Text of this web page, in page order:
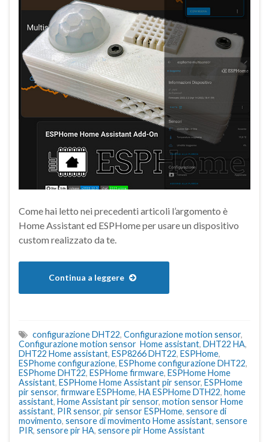
Come hai letto nei precedenti articoli l’argomento è
Home Assistant ed ESPHome per usare un dispositivo
custom realizzato da te.
Continua a leggere
configurazione DHT22, Configurazione motion sensor,
Configurazione motion sensor Home assistant, DHT22 HA,
DHT22 Home assistant, ESP8266 DHT22, ESPHome,
ESPhome configurazione, ESPhome configurazione DHT22,
ESPhome DHT22, ESPHome firmware, ESPHome Home
Assistant, ESPHome Home Assistant pir sensor, ESPHome
pir sensor, firmware ESPHome, HA ESPHome DTH22, home
assistant, Home Assistant pir sensor, motion sensor Home
assistant, PIR sensor, pir sensor ESPHome, sensore di
movimento, sensore di movimento Home assistant, sensore
PIR, sensore pir HA, sensore pir Home Assistant